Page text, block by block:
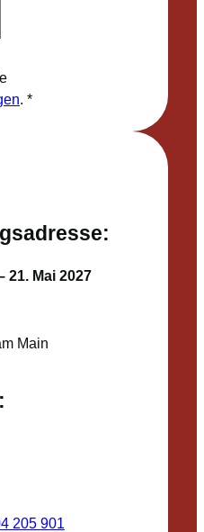
21. Mai 2027
Main
205 901
. *